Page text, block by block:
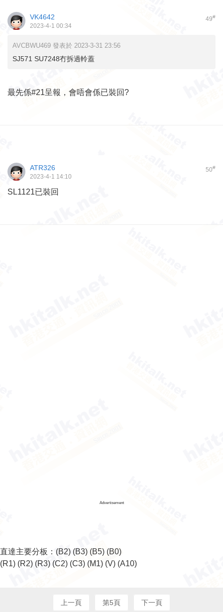
49#
VK4642
2023-4-1 00:34
AVCBWU469 發表於 2023-3-31 23:56
SJ571 SU7248冇拆過軨蓋
最先係#21呈報，會唔會係已裝回?
50#
ATR326
2023-4-1 14:10
SL1121已裝回
Advertisement
直達主要分板： (B2) (B3) (B5) (B0)
(R1) (R2) (R3) (C2) (C3) (M1) (V) (A10)
上一頁 第5頁 下一頁